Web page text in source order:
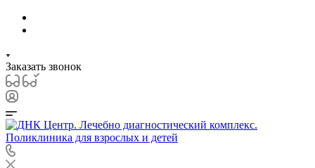
Заказать звонок